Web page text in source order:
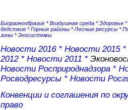
Биоразнообразие *Воздушная среда *Здоровье *
бедствия *Горные районы *Лесные ресурсы *
зоны *Экосистемы
Новости 2016* Новости 2015*
2012* Новости 2011 *
Новости Росприроднадзора*
Росводресурсы * Новости
Конвенции и соглашения по
право